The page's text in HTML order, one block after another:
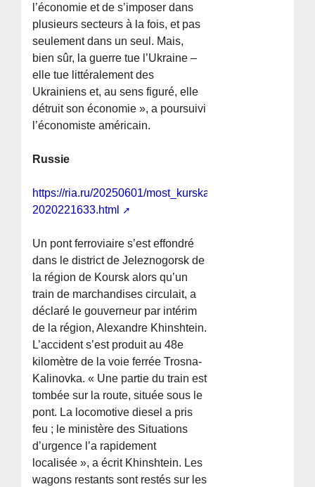
l’économie et de s’imposer dans
plusieurs secteurs à la fois, et pas
seulement dans un seul. Mais,
bien sûr, la guerre tue l’Ukraine –
elle tue littéralement des
Ukrainiens et, au sens figuré, elle
détruit son économie », a poursuivi
l’économiste américain.
Russie
https://ria.ru/20250601/most_kurskaya-
2020221633.html
Un pont ferroviaire s’est effondré
dans le district de Jeleznogorsk de
la région de Koursk alors qu’un
train de marchandises circulait, a
déclaré le gouverneur par intérim
de la région, Alexandre Khinshtein.
L’accident s’est produit au 48e
kilomètre de la voie ferrée Trosna-
Kalinovka. « Une partie du train est
tombée sur la route, située sous le
pont. La locomotive diesel a pris
feu ; le ministère des Situations
d’urgence l’a rapidement
localisée », a écrit Khinshtein. Les
wagons restants sont restés sur les